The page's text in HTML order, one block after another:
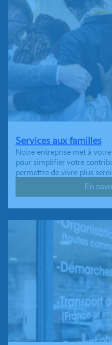
Services aux familles
Notre entreprise met à
pour simplifier votre
permettre de vivre plus
En